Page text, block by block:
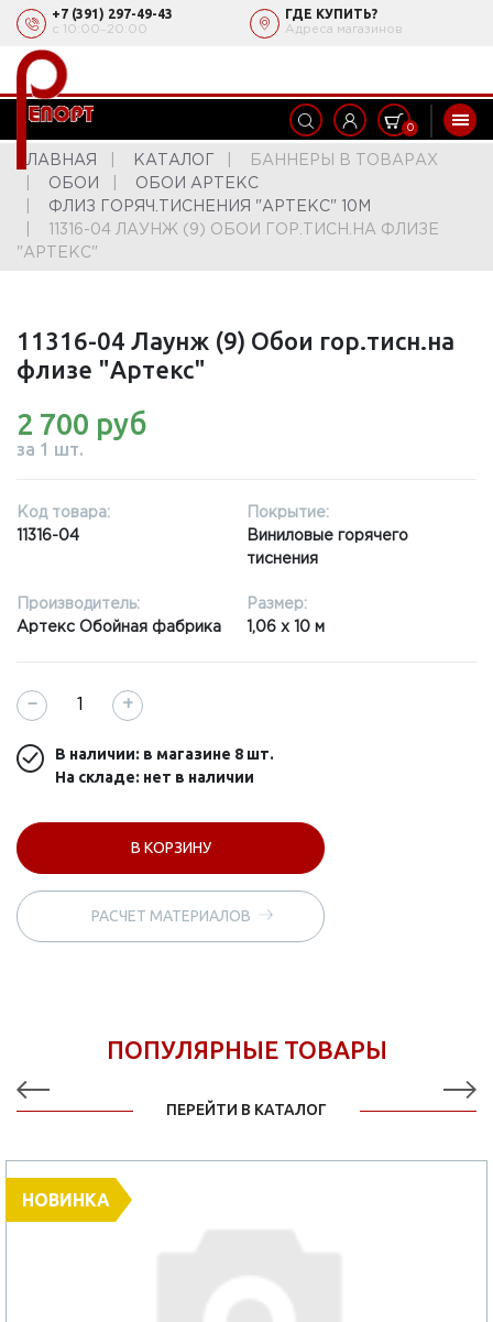
+7 (391) 297-49-43
с 10:00‒20:00
ГДЕ КУПИТЬ?
Адреса магазинов
0
ГЛАВНАЯ КАТАЛОГ
БАННЕРЫ В ТОВАРАХ
ОБОИ
ОБОИ АРТЕКС
ФЛИЗ ГОРЯЧ.ТИСНЕНИЯ "АРТЕКС" 10М
11316-04 ЛАУНЖ (9) ОБОИ ГОР.ТИСН.НА ФЛИЗЕ
"АРТЕКС"
11316-04 Лаунж (9) Обои гор.тисн.на
флизе "Артекс"
2 700 руб
за 1 шт.
Код товара:
11316-04
Покрытие:
Виниловые горячего
тиснения
Производитель:
Артекс Обойная фабрика
Размер:
1,06 x 10 м
− +
В наличии: в магазине 8 шт.
На складе: нет в наличии
В КОРЗИНУ
РАСЧЕТ МАТЕРИАЛОВ
ПОПУЛЯРНЫЕ ТОВАРЫ
ПЕРЕЙТИ В КАТАЛОГ
НОВИНКА